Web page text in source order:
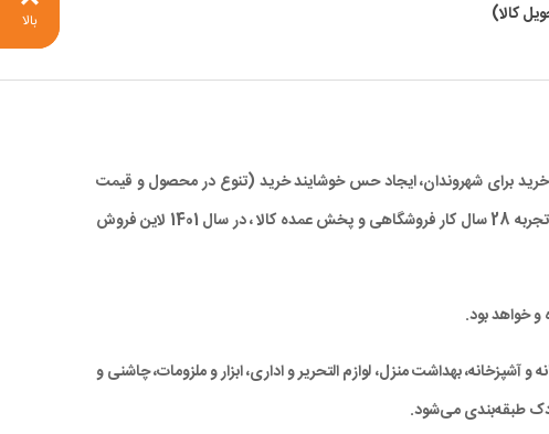
کالا)
خرید برای شهروندان، ایجاد حس خوشایند خرید (تنوع در محصول و قیمت
مناسب)، صرفه جویی در زمان و در نهایت کاهش ترددهای درون شهری، با ارائه کالاهای با کیفیت بالا و همچنین قیمتی مناسب و رقابتی ، با تجربه 28 سال کار فروشگاهی و پخش عمده کالا ، در سال 1401 لاین فروش
خواهد بود.
بهداشت منزل، لوازم التحریر و اداری، ابزار و ملزومات، چاشنی و
طبقه‌بندی می‌شود.
بالا